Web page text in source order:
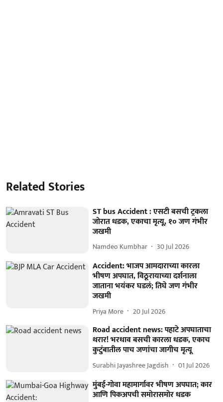
Related Stories
ST bus Accident : एसटी बसची ट्रकला
जोरात धडक, एकाचा मृत्यू, १० जण गंभीर
जखमी
Namdeo Kumbhar 30 Jul 2026
Accident: भाजप आमदाराच्या कारला
भीषण अपघात, विठूरायाच्या दर्शनाला
जाताना भयंकर घडलं; तिघे जण गंभीर
जखमी
Priya More 20 Jul 2026
Road accident news: पहाटे अपघाताचा
थरार! भरधाव बसची कारला धडक, एकाच
कुटुंबातील पाच जणांचा जागीच मृत्यू
Surabhi Jayashree Jagdish 01 Jul 2026
मुंबई-गोवा महामार्गावर भीषण अपघात; कार
आणि पिकअपची समोरासमोर धडक